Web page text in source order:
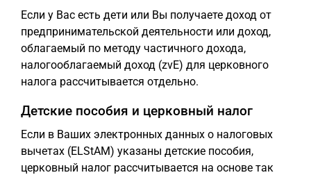
Если у Вас есть дети или Вы получаете доход от
предпринимательской деятельности или доход,
облагаемый по методу частичного дохода,
налогооблагаемый доход (zvE) для церковного
налога рассчитывается отдельно.
Детские пособия и церковный налог
Если в Ваших электронных данных о налоговых
вычетах (ELStAM) указаны детские пособия,
церковный налог рассчитывается на основе так